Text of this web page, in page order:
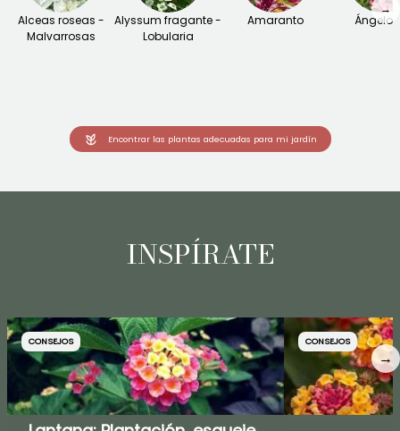
Alceas roseas -
Malvarrosas
Alyssum fragante -
Lobularia
Amaranto
→
Encontrar las plantas adecuadas para mi jardín
INSPÍRATE
CONSEJOS CONSEJOS
→